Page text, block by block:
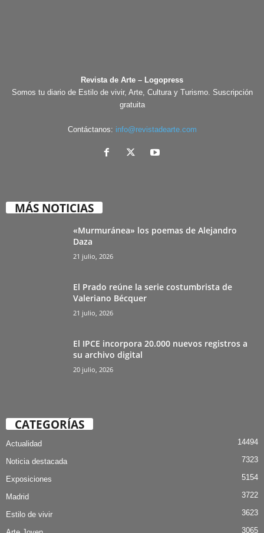
Revista de Arte – Logopress
Somos tu diario de Estilo de vivir, Arte, Cultura y Turismo. Suscripción
gratuita
Contáctanos: info@revistadearte.com
MÁS NOTICIAS
«Murmuránea» los poemas de Alejandro
Daza
21 julio, 2026
El Prado reúne la serie costumbrista de
Valeriano Bécquer
21 julio, 2026
El IPCE incorpora 20.000 nuevos registros a
su archivo digital
20 julio, 2026
CATEGORÍAS
Actualidad 14494
Noticia destacada 7323
Exposiciones 5154
Madrid 3722
Estilo de vivir 3623
3065